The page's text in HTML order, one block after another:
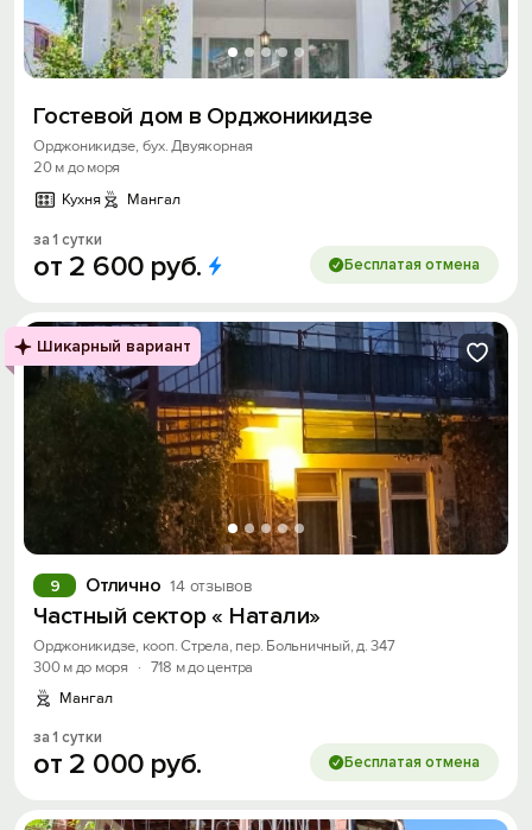
Гостевой дом в Орджоникидзе
Орджоникидзе, бух. Двуякорная
20 м до моря
Кухня
Мангал
за 1 сутки
от 2 600 руб. Бесплатая отмена
Шикарный вариант
Отлично 14 отзывов
9
Частный сектор « Натали»
Орджоникидзе, кооп. Стрела, пер. Больничный, д. 347
300 м до моря
· 718 м до центра
Мангал
за 1 сутки
от 2 000 руб. Бесплатая отмена